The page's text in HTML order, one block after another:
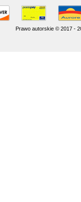
Prawo autorskie © 2017 -